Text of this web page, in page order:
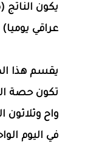
يكون الناتج
عراقي يوميا)
يقسم هذا المبلغ
تكون حصة
واح
في اليوم